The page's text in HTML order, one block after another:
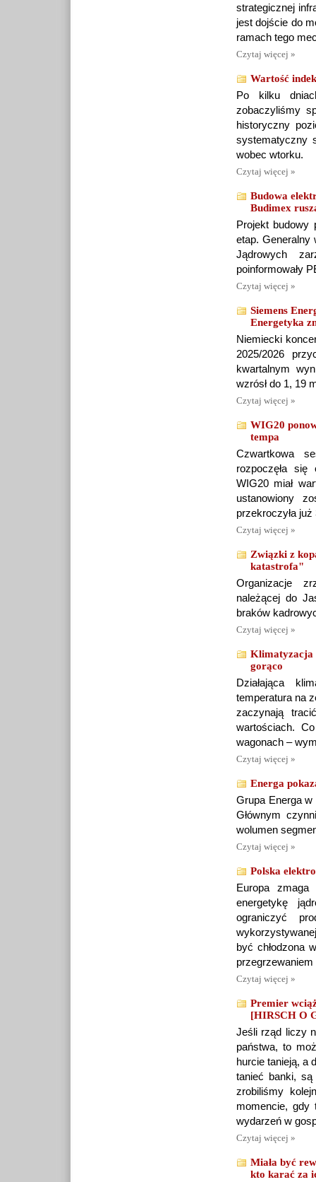
strategicznej
jest dojście do
ramach tego
Czytaj więcej »
Wartość
Po kilku
zobaczyliśmy
historyczny
systematyczny
wobec wtorku.
Czytaj więcej »
Budowa
Budimex
Projekt budowy
etap. Generalny
Jądrowych
poinformowały
Czytaj więcej »
Siemens
Energetyka
Niemiecki
2025/2026
kwartalnym
wzrósł do 1, 19
Czytaj więcej »
WIG20
tempa
Czwartkowa
rozpoczęła się
WIG20 miał
ustanowiony
przekroczyła już
Czytaj więcej »
Związki z
katastrofa"
Organizacje
należącej do
braków
Czytaj więcej »
Klimatyzacja
gorąco
Działająca
temperatura na
zaczynają
wartościach.
wagonach –
Czytaj więcej »
Energa
Grupa Energa w
Głównym
wolumen
Czytaj więcej »
Polska
Europa
energetykę
ograniczyć
być chłodzona
przegrzewaniem
Czytaj więcej »
Premier
[HIRSCH O
Jeśli rząd liczy
państwa, to
hurcie tanieją, a
tanieć banki,
zrobiliśmy
momencie,
wydarzeń w
Czytaj więcej »
Miała być
kto karać za